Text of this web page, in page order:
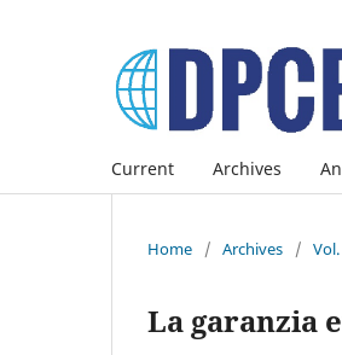
Current Archives
Home / Archives /
La garanzia